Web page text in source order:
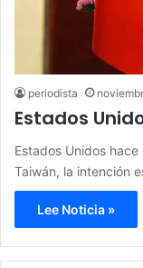
periodista
Estados
Estados Unidos
Taiwán, la intención
Lee Noticia »